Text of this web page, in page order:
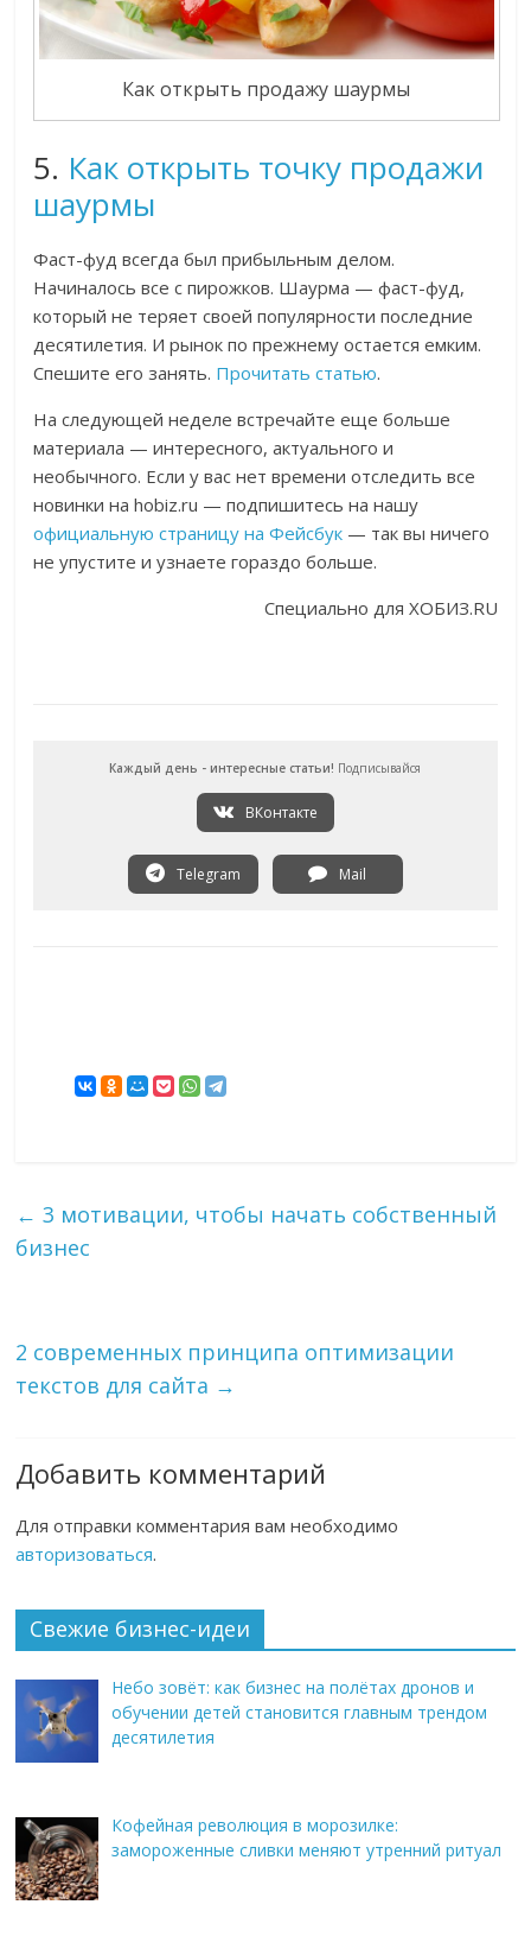
Как открыть продажу шаурмы
5. Как открыть точку продажи
шаурмы
Фаст-фуд всегда был прибыльным делом.
Начиналось все с пирожков. Шаурма — фаст-фуд,
который не теряет своей популярности последние
десятилетия. И рынок по прежнему остается емким.
Спешите его занять. Прочитать статью.
На следующей неделе встречайте еще больше
материала — интересного, актуального и
необычного. Если у вас нет времени отследить все
новинки на hobiz.ru — подпишитесь на нашу
официальную страницу на Фейсбук — так вы ничего
не упустите и узнаете гораздо больше.
Специально для ХОБИЗ.RU
Каждый день - интересные статьи! Подписывайся
ВКонтакте
Telegram Mail
← 3 мотивации, чтобы начать собственный
бизнес
2 современных принципа оптимизации
текстов для сайта →
Добавить комментарий
Для отправки комментария вам необходимо
авторизоваться.
Свежие бизнес-идеи
Небо зовёт: как бизнес на полётах дронов и
обучении детей становится главным трендом
десятилетия
Кофейная революция в морозилке:
замороженные сливки меняют утренний ритуал